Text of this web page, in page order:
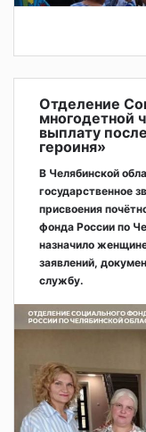
Отделение
многодетной
выплату
героиня»
В Челябинской
государственное
присвоения
фонда России по
назначило
заявлений,
службу.